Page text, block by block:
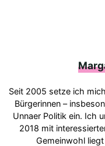
Seit 2005 setze ich
Bürgerinnen –
Unnaer Politik ein. Ich
2018 mit
Gemeinwohl